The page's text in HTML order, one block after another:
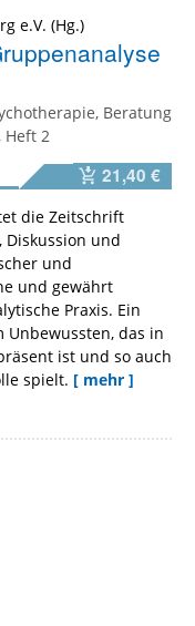
e.V. (Hg.)
Beratung
Heft 2
21,40 €
die Zeitschrift
Diskussion und
und
und gewährt
Praxis. Ein
Unbewussten, das in
ist und so auch
spielt. [ mehr ]